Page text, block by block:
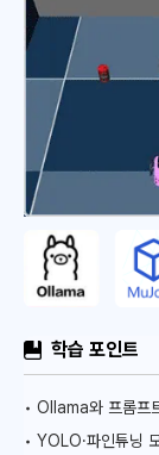
학습 포인트
• Ollama와 프롬프
• YOLO·파인튜닝